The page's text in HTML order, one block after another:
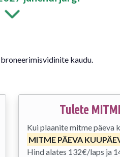
kaudu.
Tulete
Kui plaanite mitme päeva
MITME PÄEVA
Hind alates 132€/laps ja